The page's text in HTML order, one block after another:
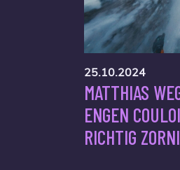
25.10.2024
MATTHIAS
ENGEN
RICHTIG